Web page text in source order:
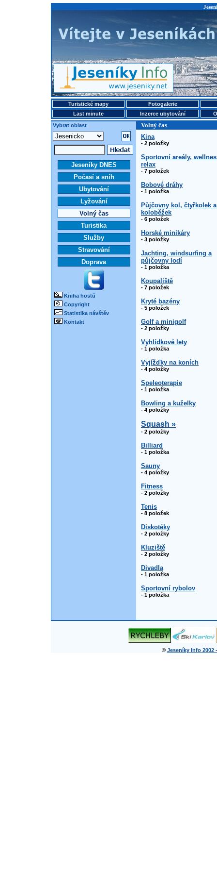
Turistické mapy
Fotogalerie
Last minute
Inzerce ubytování
Vybrat oblast
Volný čas
Jeseníky DNES
Počasí a sníh
Ubytování
Lyžování
Volný čas
Turistika
Služby
Stravování
Doprava
Kniha hostů
Copyright
Statistika návštěv
Kontakt
Kina
- 2 položky
Sportovní areály,
relax
- 7 položek
Bobové dráhy
- 1 položka
Půjčovny kol, čtyřkolek a
koloběžek
- 6 položek
Horské minikáry
- 3 položky
Jachting, windsurfing a
půjčovny lodí
- 1 položka
Koupaliště
- 7 položek
Kryté bazény
- 5 položek
Golf a minigolf
- 2 položky
Vyhlídkové lety
- 1 položka
Vyjížďky na koních
- 4 položky
Speleoterapie
- 1 položka
Bowling a kuželky
- 4 položky
Squash »
- 2 položky
Billiard
- 1 položka
Sauny
- 4 položky
Fitness
- 2 položky
Tenis
- 8 položek
Diskotéky
- 2 položky
Kluziště
- 2 položky
Divadla
- 1 položka
Sportovní rybolov
- 1 položka
© Jeseníky Info 2002